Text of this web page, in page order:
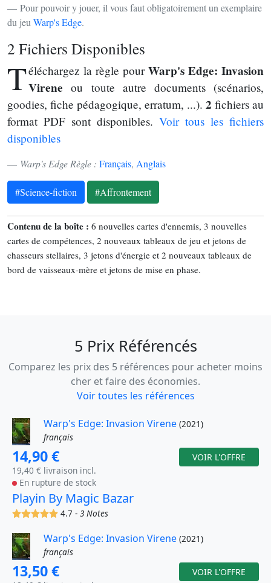
Pour pouvoir y jouer, il vous faut obligatoirement un exemplaire
du jeu Warp's Edge.
2 Fichiers Disponibles
Téléchargez la règle pourWarp's Edge: Invasion
Virene ou toute autre documents (scénarios,
goodies, fiche pédagogique, erratum, ...). 2 fichiers au
format PDF sont disponibles. Voir tous les fichiers
disponibles
Warp's Edge Règle : Français, Anglais
#Science-fiction #Affrontement
Contenu de la boîte : 6 nouvelles cartes d'ennemis, 3 nouvelles
cartes de compétences, 2 nouveaux tableaux de jeu et jetons de
chasseurs stellaires, 3 jetons d'énergie et 2 nouveaux tableaux de
bord de vaisseaux-mère et jetons de mise en phase.
5 Prix Référencés
Comparez les prix des 5 références pour acheter moins
cher et faire des économies.
Voir toutes les références
Warp's Edge: Invasion Virene (2021)
français
14,90 €
19,40 € livraison incl.
En rupture de stock
VOIR L'OFFRE
Playin By Magic Bazar
(x)(x)(x)(x)(x)4.7 -3 Notes
Warp's Edge: Invasion Virene (2021)
français
13,50 € VOIR L'OFFRE